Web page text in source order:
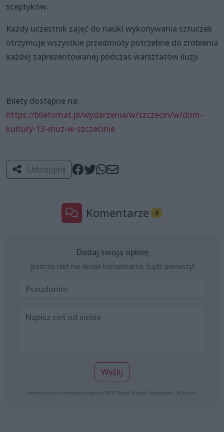
sceptyków.
Każdy uczestnik zajęć do nauki wykonywania sztuczek
otrzymuje wszystkie przedmioty potrzebne do zrobienia
każdej zaprezentowanej podczas warsztatów iluzji.
Bilety dostępne na:
https://biletomat.pl/wydarzenia/w/szczecin/w/dom-
kultury-13-muz-w-szczecinie
Udostępnij
Komentarze 0
Dodaj swoją opinię
Jeszcze nikt nie dodał komentarza, bądź pierwszy!
Wyślij
Formularz jest chroniony dzięki reCAPTCHA od Google: Prywatność | Warunki